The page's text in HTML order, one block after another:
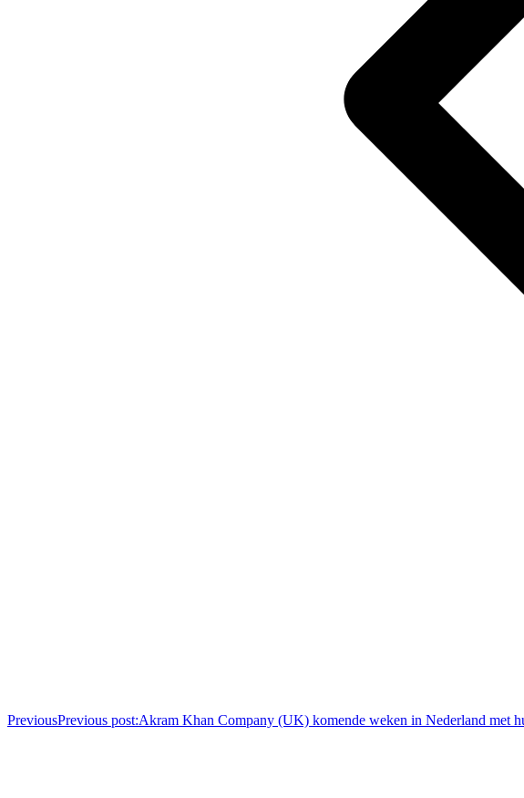
PreviousPrevious post:Akram Khan Company (UK) komende weken in Nederland met